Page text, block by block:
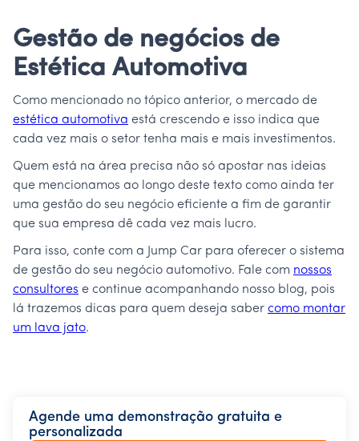
Gestão de negócios de
Estética Automotiva
Como mencionado no tópico anterior, o mercado de
estética automotiva está crescendo e isso indica que
cada vez mais o setor tenha mais e mais investimentos.
Quem está na área precisa não só apostar nas ideias
que mencionamos ao longo deste texto como ainda ter
uma gestão do seu negócio eficiente a fim de garantir
que sua empresa dê cada vez mais lucro.
Para isso, conte com a Jump Car para oferecer o sistema
de gestão do seu negócio automotivo. Fale com nossos
consultores e continue acompanhando nosso blog, pois
lá trazemos dicas para quem deseja saber como montar
um lava jato.
Agende uma demonstração gratuita e
personalizada